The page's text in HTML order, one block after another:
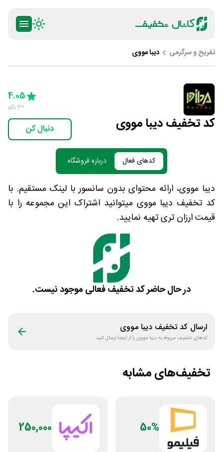
تفریح و سرگرمی دیبا مووی
کد تخفیف دیبا مووی
4 Stars
5 Stars
4.05
20 رای
دنبال کن
کدهای فعال درباره فروشگاه
دیبا مووی، ارائه محتوای بدون سانسور با لینک مستقیم. با
کد تخفیف دیبا مووی میتوانید اشتراک این مجموعه را با
قیمت ارزان تری تهیه نمایید.
در حال حاضر کد تخفیف فعالی موجود نیست.
ارسال کد تخفیف دیبا مووی
کدهای تخفیف مربوط بهدیبا موویرا از اینجا ارسال کنید
تخفیف‌های مشابه
50%
250,000